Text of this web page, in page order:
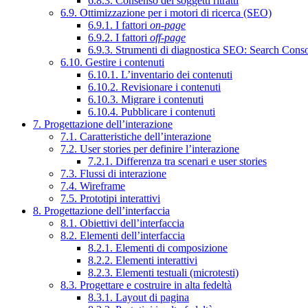
6.9. Ottimizzazione per i motori di ricerca (SEO)
6.9.1. I fattori on-page
6.9.2. I fattori off-page
6.9.3. Strumenti di diagnostica SEO: Search
6.10. Gestire i contenuti
6.10.1. L’inventario dei contenuti
6.10.2. Revisionare i contenuti
6.10.3. Migrare i contenuti
6.10.4. Pubblicare i contenuti
7. Progettazione dell’interazione
7.1. Caratteristiche dell’interazione
7.2. User stories per definire l’interazione
7.2.1. Differenza tra scenari e user stories
7.3. Flussi di interazione
7.4. Wireframe
7.5. Prototipi interattivi
8. Progettazione dell’interfaccia
8.1. Obiettivi dell’interfaccia
8.2. Elementi dell’interfaccia
8.2.1. Elementi di composizione
8.2.2. Elementi interattivi
8.2.3. Elementi testuali (microtesti)
8.3. Progettare e costruire in alta fedeltà
8.3.1. Layout di pagina